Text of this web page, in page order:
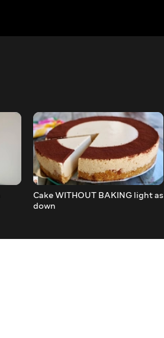
Cake WITHOUT BAKING light as
down